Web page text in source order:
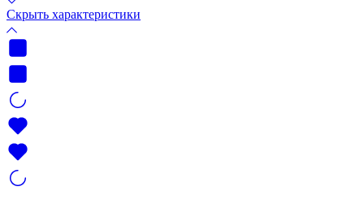
Скрыть характеристики